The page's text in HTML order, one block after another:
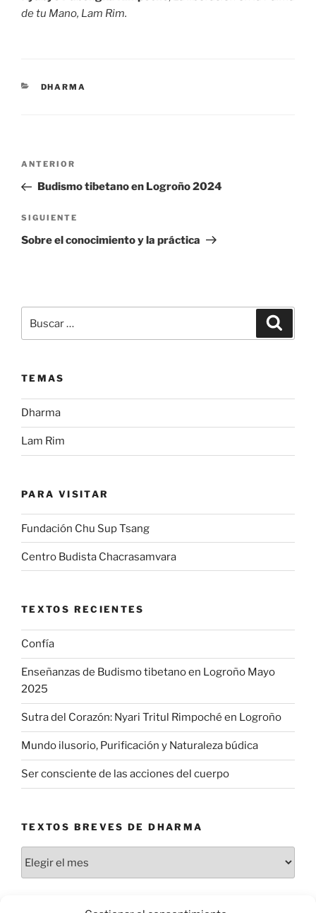
de tu Mano, Lam Rim.
CATEGORÍAS
DHARMA
Navegación
entradas
Entrada
anterior:
ANTERIOR
Budismo tibetano en Logroño 2024
Siguiente
entrada
SIGUIENTE
Sobre el conocimiento y la práctica
por:
TEMAS
Dharma
Lam Rim
PARA VISITAR
Fundación Chu Sup Tsang
Centro Budista Chacrasamvara
TEXTOS RECIENTES
Confía
Enseñanzas de Budismo tibetano en Logroño Mayo
2025
Sutra del Corazón: Nyari Tritul Rimpoché en Logroño
Mundo ilusorio, Purificación y Naturaleza búdica
Ser consciente de las acciones del cuerpo
TEXTOS BREVES DE DHARMA
breves